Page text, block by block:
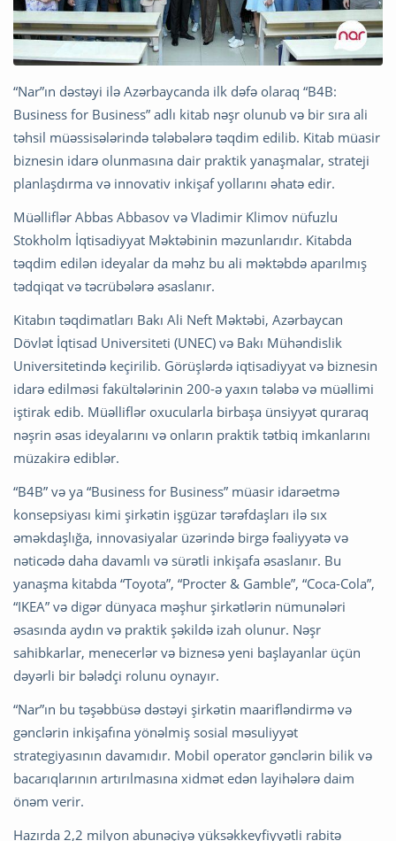
“Nar”ın dəstəyi ilə Azərbaycanda ilk dəfə olaraq “B4B:
Business for Business” adlı kitab nəşr olunub və bir sıra ali
təhsil müəssisələrində tələbələrə təqdim edilib. Kitab müasir
biznesin idarə olunmasına dair praktik yanaşmalar, strateji
planlaşdırma və innovativ inkişaf yollarını əhatə edir.
Müəlliflər Abbas Abbasov və Vladimir Klimov nüfuzlu
Stokholm İqtisadiyyat Məktəbinin məzunlarıdır. Kitabda
təqdim edilən ideyalar da məhz bu ali məktəbdə aparılmış
tədqiqat və təcrübələrə əsaslanır.
Kitabın təqdimatları Bakı Ali Neft Məktəbi, Azərbaycan
Dövlət İqtisad Universiteti (UNEC) və Bakı Mühəndislik
Universitetində keçirilib. Görüşlərdə iqtisadiyyat və biznesin
idarə edilməsi fakültələrinin 200-ə yaxın tələbə və müəllimi
iştirak edib. Müəlliflər oxucularla birbaşa ünsiyyət quraraq
nəşrin əsas ideyalarını və onların praktik tətbiq imkanlarını
müzakirə ediblər.
“B4B” və ya “Business for Business” müasir idarəetmə
konsepsiyası kimi şirkətin işgüzar tərəfdaşları ilə sıx
əməkdaşlığa, innovasiyalar üzərində birgə fəaliyyətə və
nəticədə daha davamlı və sürətli inkişafa əsaslanır. Bu
yanaşma kitabda “Toyota”, “Procter & Gamble”, “Coca-Cola”,
“IKEA” və digər dünyaca məşhur şirkətlərin nümunələri
əsasında aydın və praktik şəkildə izah olunur. Nəşr
sahibkarlar, menecerlər və biznesə yeni başlayanlar üçün
dəyərli bir bələdçi rolunu oynayır.
“Nar”ın bu təşəbbüsə dəstəyi şirkətin maarifləndirmə və
gənclərin inkişafına yönəlmiş sosial məsuliyyət
strategiyasının davamıdır. Mobil operator gənclərin bilik və
bacarıqlarının artırılmasına xidmət edən layihələrə daim
önəm verir.
Hazırda 2,2 milyon abunəçiyə yüksəkkeyfiyyətli rabitə